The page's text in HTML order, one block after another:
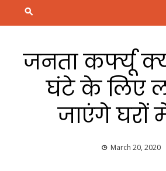
जनता कर्फ्यू
घंटे के लिए
जाएंगे घरों
March 20, 2020